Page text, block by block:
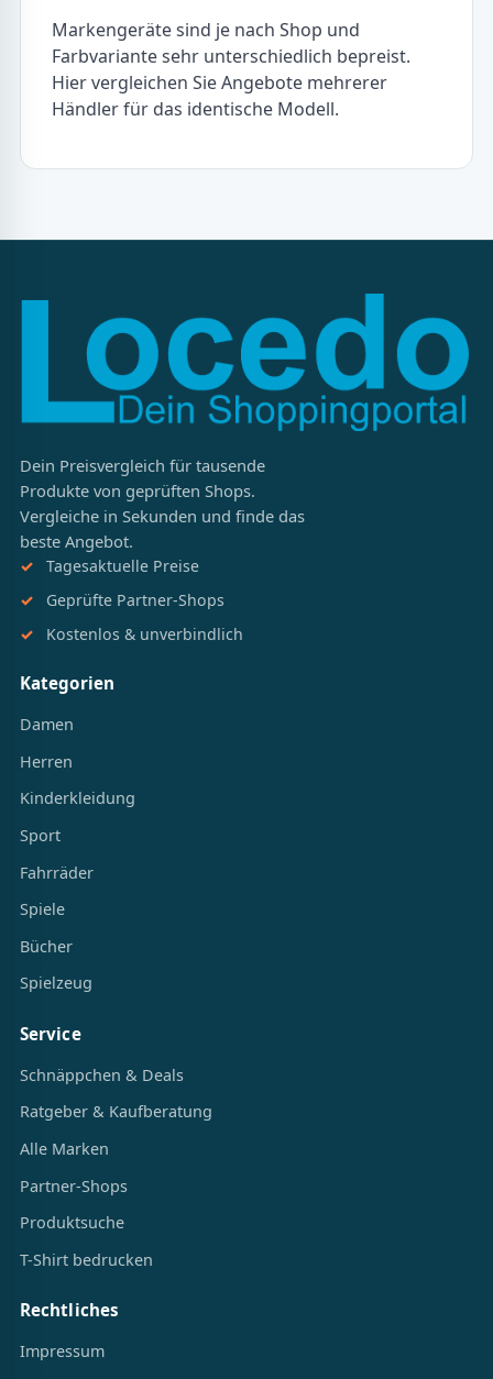
Markengeräte sind je nach Shop und
Farbvariante sehr unterschiedlich bepreist.
Hier vergleichen Sie Angebote mehrerer
Händler für das identische Modell.
Dein Preisvergleich für tausende
Produkte von geprüften Shops.
Vergleiche in Sekunden und finde das
beste Angebot.
Tagesaktuelle Preise
Geprüfte Partner-Shops
Kostenlos & unverbindlich
Kategorien
Damen
Herren
Kinderkleidung
Sport
Fahrräder
Spiele
Bücher
Spielzeug
Service
Schnäppchen & Deals
Ratgeber & Kaufberatung
Alle Marken
Partner-Shops
Produktsuche
T-Shirt bedrucken
Rechtliches
Impressum